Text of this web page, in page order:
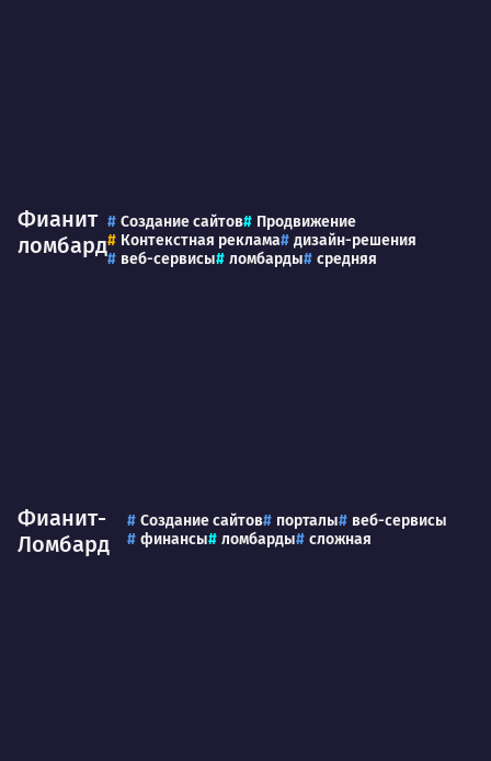
Фианит
ломбард
Создание сайтов
Продвижение
Контекстная реклама
дизайн-решения
веб-сервисы
ломбарды средняя
Фианит-
Ломбард
Создание сайтов порталы
веб-сервисы
финансы
ломбарды сложная